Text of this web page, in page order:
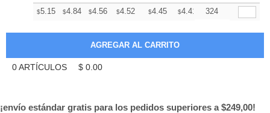
$5.15 $4.84 $4.56 $4.52 $4.45 $4.41 +
324
0ARTÍCULOS $ 0.00
¡envío estándar gratis para los pedidos superiores a $249,00!